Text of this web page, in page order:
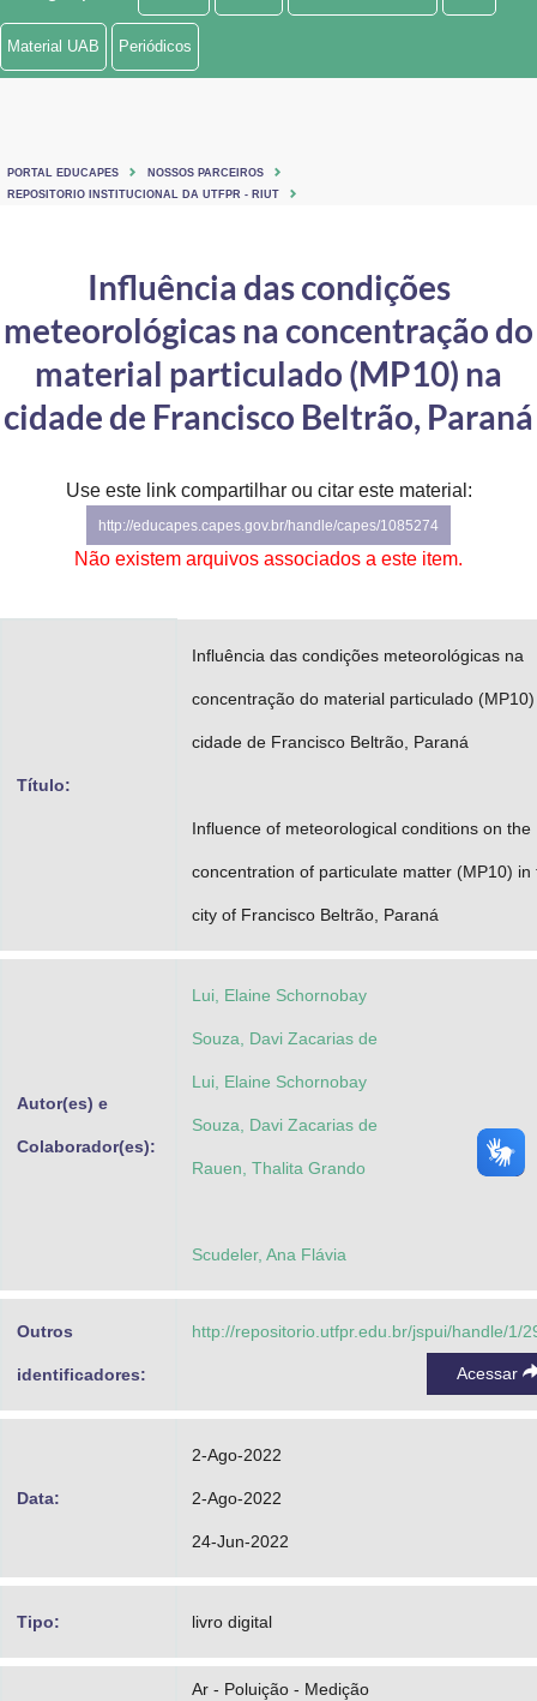
Ministério de Minas e Energia
Ministério do Turismo
Controladoria-Geral da União
Ministério da Mulher, da Família e dos Direitos Humanos
Secretaria-Geral
Gabinete de Segurança Institucional
Advocacia-Geral da União
Material UAB Periódicos
PORTAL EDUCAPES
NOSSOS PARCEIROS
REPOSITORIO INSTITUCIONAL DA UTFPR - RIUT
Influência das condições
meteorológicas na concentração do
material particulado (MP10) na
cidade de Francisco Beltrão, Paraná
Use este link compartilhar ou citar este material:
http://educapes.capes.gov.br/handle/capes/1085274
Não existem arquivos associados a este item.
Título:
Influência das condições meteorológicas na
concentração do material particulado
cidade de Francisco Beltrão, Paraná
Influence of meteorological conditions on the
concentration of particulate matter (MP10) in
city of Francisco Beltrão, Paraná
Autor(es) e
Colaborador(es):
Lui, Elaine Schornobay
Souza, Davi Zacarias de
Lui, Elaine Schornobay
Souza, Davi Zacarias de
Rauen, Thalita Grando
Scudeler, Ana Flávia
Outros
identificadores:
http://repositorio.utfpr.edu.br/jspui/handle/1/
Acessar
Data:
2-Ago-2022
2-Ago-2022
24-Jun-2022
Tipo: livro digital
Ar - Poluição - Medição